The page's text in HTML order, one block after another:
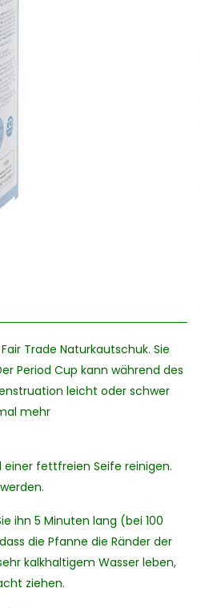
Trade Naturkautschuk. Sie
Period Cup kann während des
leicht oder schwer
mehr
einer fettfreien Seife reinigen.
ihn 5 Minuten lang (bei 100
die Pfanne die Ränder der
kalkhaltigem Wasser leben,
ziehen.